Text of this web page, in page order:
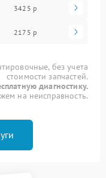
3425 р
2175 р
без учета
стоимости запчастей.
диагностику.
на неисправность.